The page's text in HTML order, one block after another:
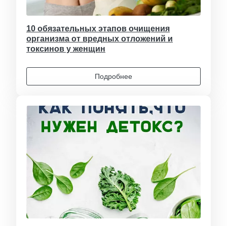
10 обязательных этапов очищения
организма от вредных отложений и
токсинов у женщин
Подробнее